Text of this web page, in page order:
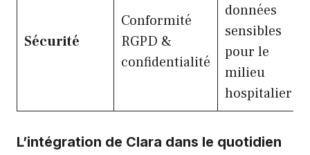
Sécurité
Conformité
RGPD &
confidentialité
données
sensibles
pour le
milieu
hospitalier
L’intégration de Clara dans le quotidien